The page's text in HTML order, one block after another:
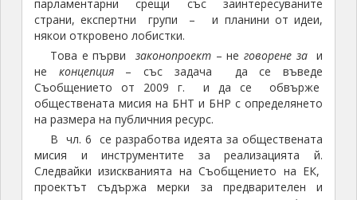
парламентарни срещи със заинтересуваните
страни, експертни групи – и планини от идеи,
някои откровено лобистки.
Това е първи законопроект– не говорене за и
не концепция– със задача да се въведе
Съобщението от 2009 г. и да се обвърже
обществената мисия на БНТ и БНР с определянето
на размера на публичния ресурс.
В чл. 6 се разработва идеята за обществената
мисия и инструментите за реализацията й.
Следвайки изискванията на Съобщението на ЕК,
проектът съдържа мерки за предварителен и